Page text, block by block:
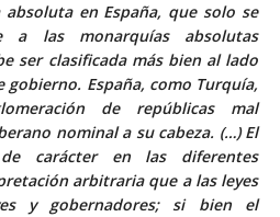
en España, que solo se
a las monarquías absolutas
ser clasificada más bien al lado
gobierno. España, como Turquía,
de repúblicas mal
nominal a su cabeza. (…) El
de carácter en las diferentes
arbitraria que a las leyes
y gobernadores; si bien el